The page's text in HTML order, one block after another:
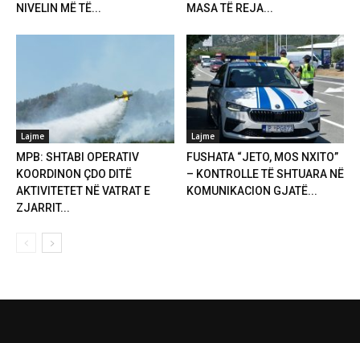
NIVELIN MË TË...
MASA TË REJA...
Lajme
MPB: SHTABI OPERATIV
KOORDINON ÇDO DITË
AKTIVITETET NË VATRAT E
ZJARRIT...
Lajme
FUSHATA “JETO, MOS NXITO”
– KONTROLLE TË SHTUARA NË
KOMUNIKACION GJATË...